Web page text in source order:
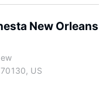
New Orleans
US